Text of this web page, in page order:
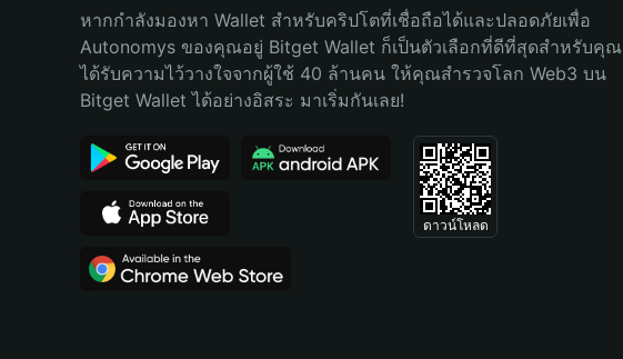
Bahasa Indonesia
Português (Brasil)
หากกำลังมองหา Wallet สำหรับคริปโตที่เชื่อถือได้และปลอดภัยเพื่อ
Autonomys ของคุณอยู่ Bitget Wallet ก็เป็นตัวเลือกที่ดีที่สุดสำหรับคุณ
ได้รับความไว้วางใจจากผู้ใช้ 40 ล้านคน ให้คุณสำรวจโลก Web3 บน
Bitget Wallet ได้อย่างอิสระ มาเริ่มกันเลย!
ดาวน์โหลด